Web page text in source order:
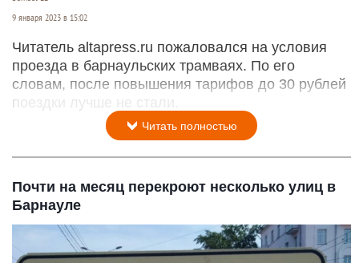
9 января 2023 в 15:02
Читатель altapress.ru пожаловался на условия
проезда в барнаульских трамваях. По его
словам, после повышения тарифов до 30 рублей
поездки лучше не стали.
Читать полностью
Почти на месяц перекроют несколько улиц в
Барнауле